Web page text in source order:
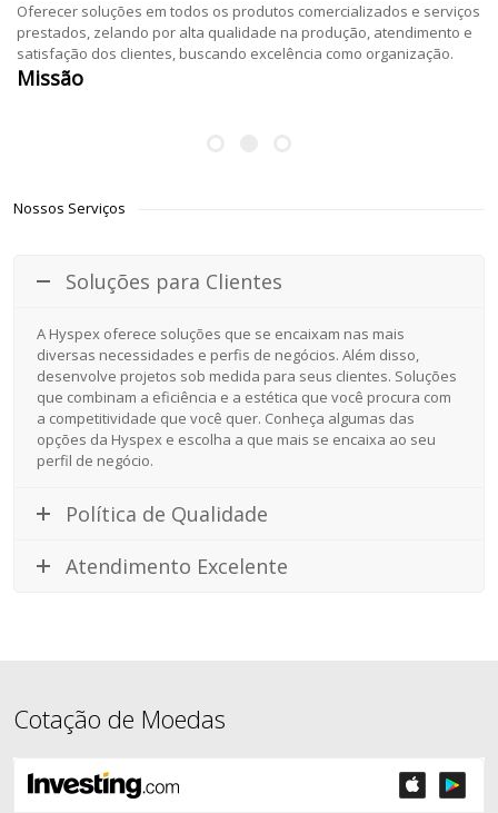
Oferecer soluções em todos os produtos comercializados e serviços
prestados, zelando por alta qualidade na produção, atendimento e
satisfação dos clientes, buscando excelência como organização.
Missão
Nossos Serviços
Soluções para Clientes
A Hyspex oferece soluções que se encaixam nas mais
diversas necessidades e perfis de negócios. Além disso,
desenvolve projetos sob medida para seus clientes. Soluções
que combinam a eficiência e a estética que você procura com
a competitividade que você quer. Conheça algumas das
opções da Hyspex e escolha a que mais se encaixa ao seu
perfil de negócio.
Política de Qualidade
Atendimento Excelente
Cotação de Moedas